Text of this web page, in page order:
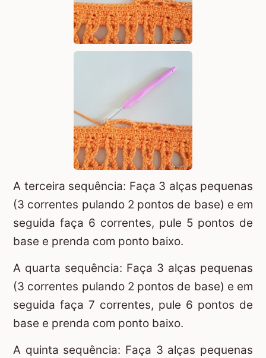
A terceira sequência: Faça 3 alças pequenas
(3 correntes pulando 2 pontos de base) e em
seguida faça 6 correntes, pule 5 pontos de
base e prenda com ponto baixo.
A quarta sequência: Faça 3 alças pequenas
(3 correntes pulando 2 pontos de base) e em
seguida faça 7 correntes, pule 6 pontos de
base e prenda com ponto baixo.
A quinta sequência: Faça 3 alças pequenas